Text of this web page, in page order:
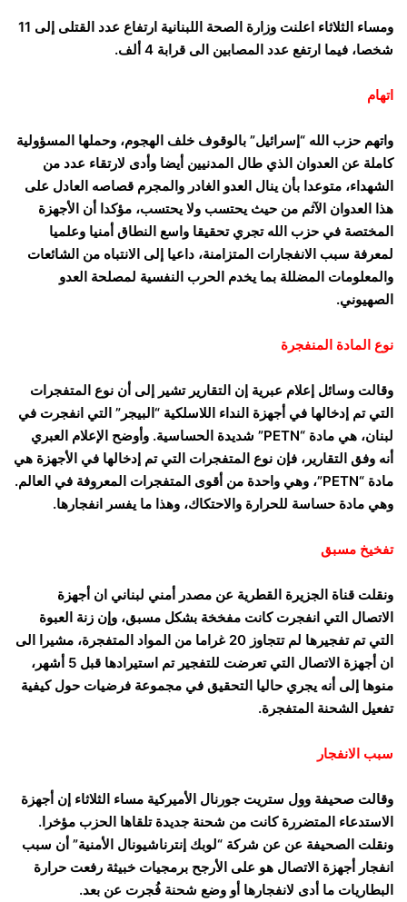
ومساء الثلاثاء اعلنت وزارة الصحة اللبنانية ارتفاع عدد القتلى إلى 11
شخصا، فيما ارتفع عدد المصابين الى قرابة 4 ألف.
اتهام
واتهم حزب الله “إسرائيل” بالوقوف خلف الهجوم، وحملها المسؤولية
كاملة عن العدوان الذي طال المدنيين أيضا وأدى لارتقاء عدد من
الشهداء، متوعدا بأن ينال العدو الغادر والمجرم قصاصه العادل على
هذا العدوان الآثم من حيث يحتسب ولا يحتسب، مؤكدا أن الأجهزة
المختصة في حزب الله تجري تحقيقا واسع النطاق أمنيا وعلميا
لمعرفة سبب الانفجارات المتزامنة، داعيا إلى الانتباه من الشائعات
والمعلومات المضللة بما يخدم الحرب النفسية لمصلحة العدو
الصهيوني.
نوع المادة المنفجرة
وقالت وسائل إعلام عبرية إن التقارير تشير إلى أن نوع المتفجرات
التي تم إدخالها في أجهزة النداء اللاسلكية “البيجر” التي انفجرت في
لبنان، هي مادة “PETN” شديدة الحساسية. وأوضح الإعلام العبري
أنه وفق التقارير، فإن نوع المتفجرات التي تم إدخالها في الأجهزة هي
مادة “PETN”، وهي واحدة من أقوى المتفجرات المعروفة في العالم.
وهي مادة حساسة للحرارة والاحتكاك، وهذا ما يفسر انفجارها.
تفخيخ مسبق
ونقلت قناة الجزيرة القطرية عن مصدر أمني لبناني ان أجهزة
الاتصال التي انفجرت كانت مفخخة بشكل مسبق، وإن زنة العبوة
التي تم تفجيرها لم تتجاوز 20 غراما من المواد المتفجرة، مشيرا الى
ان أجهزة الاتصال التي تعرضت للتفجير تم استيرادها قبل 5 أشهر،
منوها إلى أنه يجري حاليا التحقيق في مجموعة فرضيات حول كيفية
تفعيل الشحنة المتفجرة.
سبب الانفجار
وقالت صحيفة وول ستريت جورنال الأميركية مساء الثلاثاء إن أجهزة
الاستدعاء المتضررة كانت من شحنة جديدة تلقاها الحزب مؤخرا.
ونقلت الصحيفة عن عن شركة “لوبك إنترناشيونال الأمنية” أن سبب
انفجار أجهزة الاتصال هو على الأرجح برمجيات خبيثة رفعت حرارة
البطاريات ما أدى لانفجارها أو وضع شحنة فُجرت عن بعد.